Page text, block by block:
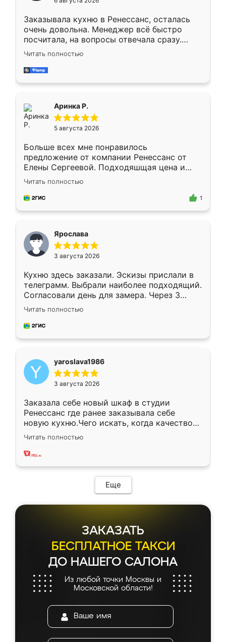
мебели буду заказывать только здесь.
Заказывала кухню в Ренессанс, осталась
очень довольна. Менеджер всё быстро
посчитала, на вопросы отвечала сразу.
Замерщик приехал в субботу, подошёл к
делу со всей ответственностью. Собрали
за день, ребята работали аккуратно, даже
Читать полностью
Аринка Р.
5 августа 2026
Больше всех мне понравилось
предложение от компании Ренессанс от
Елены Сергеевой. Подходяшщая цена и
короткие сроки изготовления. Приехавший
для замера сотрудник Владислав
предложил по моему эскизу самый
Читать полностью
1
Ярослава
3 августа 2026
Кухню здесь заказали. Эскизы прислали в
телеграмм. Выбрали наиболее подходящий.
Согласовали день для замера. Через 3
недели кухня была уже готова. Остались
довольны работой. Спасибо Ренессанс
мебель за качественную работу!
Читать полностью
yaroslava1986
3 августа 2026
Заказала себе новый шкаф в студии
Ренессанс где ранее заказывала себе
новую кухню.Чего искать, когда качеством
вполне довольна. Служит кухня уже почти
два года, нареканий нет.
Читать полностью
Еще
ЗАКАЗАТЬ
БЕСПЛАТНОЕ ТАКСИ
ДО НАШЕГО САЛОНА
Из любой точки Москвы и
Московской области!